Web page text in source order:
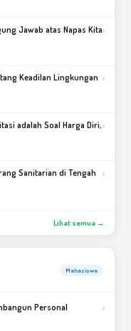
Jawab atas Napas Kita›
Keadilan Lingkungan ›
adalah Soal Harga Diri,›
Sanitarian di Tengah
›
Lihat semua →
Mahasiswa
Personal
›